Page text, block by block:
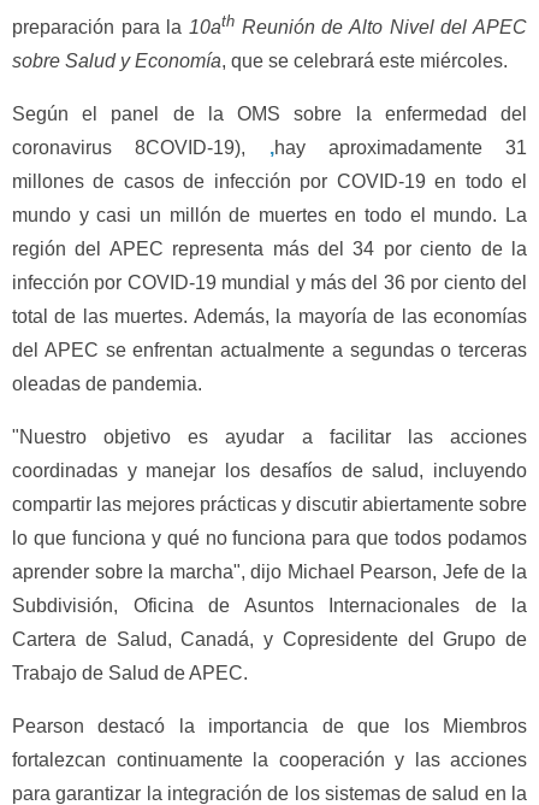
preparación para la 10ath Reunión de Alto Nivel del APEC
sobre Salud y Economía, que se celebrará este miércoles.
Según el panel de la OMS sobre la enfermedad del
coronavirus 8COVID-19), ,hay aproximadamente 31
millones de casos de infección por COVID-19 en todo el
mundo y casi un millón de muertes en todo el mundo. La
región del APEC representa más del 34 por ciento de la
infección por COVID-19 mundial y más del 36 por ciento del
total de las muertes. Además, la mayoría de las economías
del APEC se enfrentan actualmente a segundas o terceras
oleadas de pandemia.
"Nuestro objetivo es ayudar a facilitar las acciones
coordinadas y manejar los desafíos de salud, incluyendo
compartir las mejores prácticas y discutir abiertamente sobre
lo que funciona y qué no funciona para que todos podamos
aprender sobre la marcha", dijo Michael Pearson, Jefe de la
Subdivisión, Oficina de Asuntos Internacionales de la
Cartera de Salud, Canadá, y Copresidente del Grupo de
Trabajo de Salud de APEC.
Pearson destacó la importancia de que los Miembros
fortalezcan continuamente la cooperación y las acciones
para garantizar la integración de los sistemas de salud en la